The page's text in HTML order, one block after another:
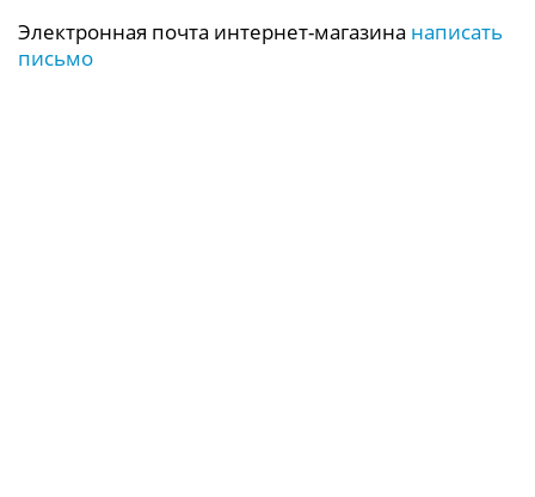
Электронная почта интернет-магазина написать
письмо